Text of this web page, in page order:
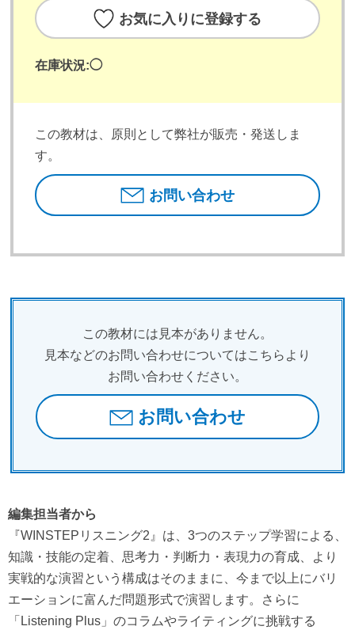
お気に入りに登録する
在庫状況:◯
この教材は、原則として弊社が販売・発送しま
す。
お問い合わせ
この教材には見本がありません。
見本などのお問い合わせについてはこちらより
お問い合わせください。
お問い合わせ
編集担当者から
『WINSTEPリスニング2』は、3つのステップ学習による、
知識・技能の定着、思考力・判断力・表現力の育成、より
実戦的な演習という構成はそのままに、今まで以上にバリ
エーションに富んだ問題形式で演習します。さらに
「Listening Plus」のコラムやライティングに挑戦する